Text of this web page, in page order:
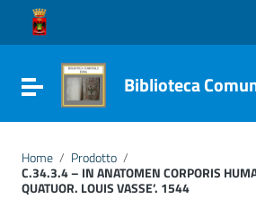
Vai ai contenuti
Vai al menu di navigazione
Vai al footer
Attiva / disattiva la navigazione
Biblioteca
Home / Prodotto /
C.34.3.4 – IN ANATOMEN CORPORIS
QUATUOR. LOUIS VASSE’. 1544